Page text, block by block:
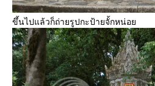
ขึ้นไปแล้วก็ถ่ายรูปกะป้ายจั้กหน่อย